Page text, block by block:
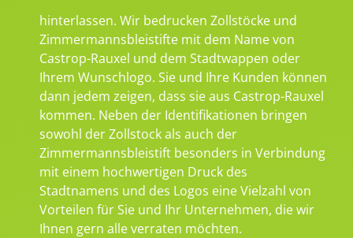
hinterlassen. Wir bedrucken Zollstöcke und
Zimmermannsbleistifte mit dem Name von
Castrop-Rauxel und dem Stadtwappen oder
Ihrem Wunschlogo. Sie und Ihre Kunden können
dann jedem zeigen, dass sie aus Castrop-Rauxel
kommen. Neben der Identifikationen bringen
sowohl der Zollstock als auch der
Zimmermannsbleistift besonders in Verbindung
mit einem hochwertigen Druck des
Stadtnamens und des Logos eine Vielzahl von
Vorteilen für Sie und Ihr Unternehmen, die wir
Ihnen gern alle verraten möchten.